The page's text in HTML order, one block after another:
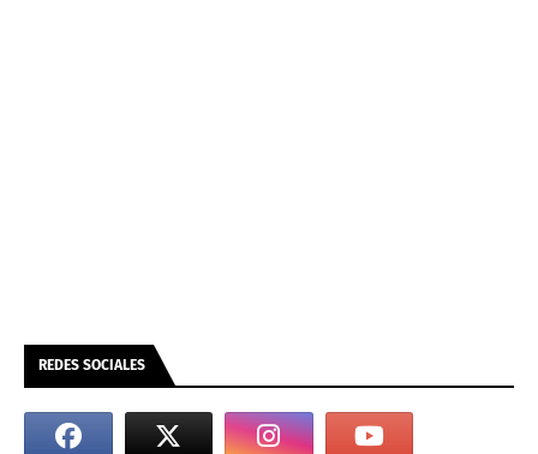
REDES SOCIALES